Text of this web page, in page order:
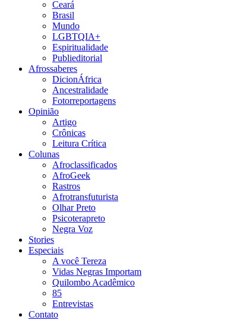
Ceará
Brasil
Mundo
LGBTQIA+
Espiritualidade
Publieditorial
Afrossaberes
DicionÁfrica
Ancestralidade
Fotorreportagens
Opinião
Artigo
Crônicas
Leitura Crítica
Colunas
Afroclassificados
AfroGeek
Rastros
Afrotransfuturista
Olhar Preto
Psicoterapreto
Negra Voz
Stories
Especiais
A você Tereza
Vidas Negras Importam
Quilombo Acadêmico
85
Entrevistas
Contato